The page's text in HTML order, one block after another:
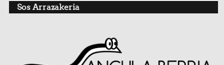
Sos Arrazakeria